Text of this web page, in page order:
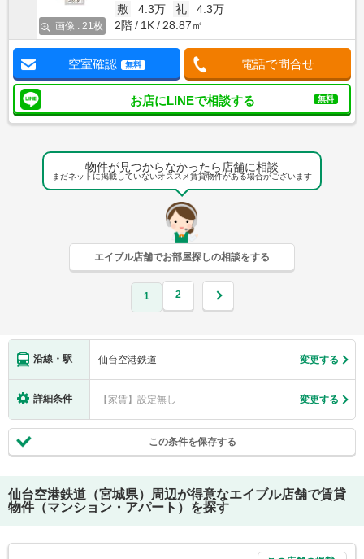
画像 : 21枚
敷
4.3万 礼
4.3万
2階
1K 28.87㎡
空室確認 無料 電話で問合せ
お店にLINEで相談する 無料
物件が見つからなかったら店舗に相談
まだネットに掲載していないオススメ賃貸物件がある場合がございます
エイブル店舗でお部屋探しの相談をする
1 2
沿線・駅 仙台空港鉄道 変更する
詳細条件 【家賃】設定無し 変更する
この条件を保存する
仙台空港鉄道（宮城県）
周辺が得意なエイブル店舗で賃貸
物件（マンション・アパート）を探す